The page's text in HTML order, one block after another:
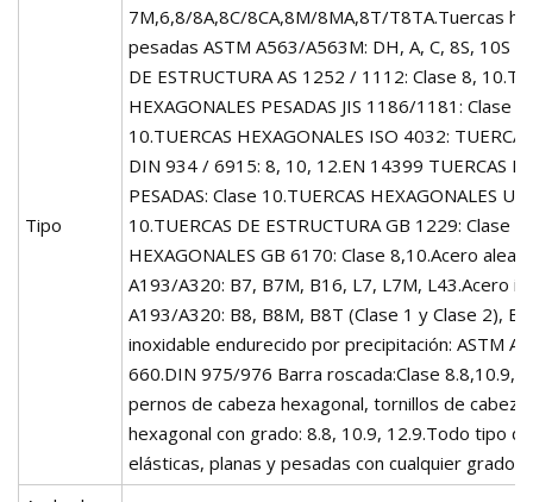
Tipo
7M,6,8/8A,8C/8CA,8M/8MA,8T/T8TA.Tuercas
pesadas ASTM A563/A563M: DH, A, C, 8S, 10S ,
DE ESTRUCTURA AS 1252 / 1112: Clase 8,
HEXAGONALES PESADAS JIS 1186/1181: Clase
10.TUERCAS HEXAGONALES ISO 4032:
DIN 934 / 6915: 8, 10, 12.EN 14399 TUERCAS
PESADAS: Clase 10.TUERCAS HEXAGONALES
10.TUERCAS DE ESTRUCTURA GB 1229: Clase
HEXAGONALES GB 6170: Clase 8,10.Acero
A193/A320: B7, B7M, B16, L7, L7M, L43.Acero
A193/A320: B8, B8M, B8T (Clase 1 y Clase 2),
inoxidable endurecido por precipitación: ASTM
660.DIN 975/976 Barra roscada:Clase
pernos de cabeza hexagonal, tornillos de cabeza
hexagonal con grado: 8.8, 10.9, 12.9.Todo tipo
elásticas, planas y pesadas con cualquier grado.